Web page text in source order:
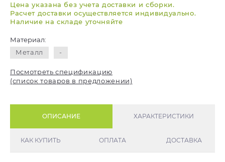
Цена указана без учета доставки и сборки.
Расчет доставки осуществляется индивидуально.
Наличие на складе уточняйте
Материал:
Металл
-
Посмотреть спецификацию
(список товаров в предложении)
ОПИСАНИЕ ХАРАКТЕРИСТИКИ
КАК КУПИТЬ ОПЛАТА ДОСТАВКА